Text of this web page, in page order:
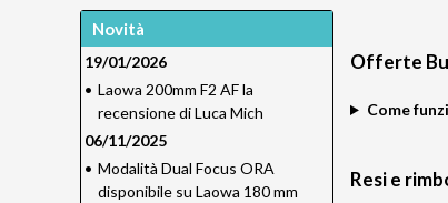
Offerte
Come
Resi e
Novità
19/01/2026
• Laowa 200mm F2 AF la
recensione di Luca Mich
06/11/2025
• Modalità Dual Focus ORA
disponibile su Laowa 180 mm